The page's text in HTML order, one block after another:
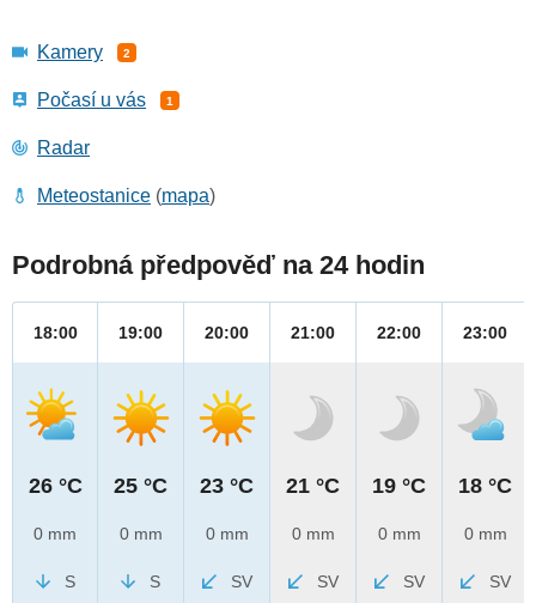
Kamery 2
Počasí u vás 1
Radar
Meteostanice (mapa)
Podrobná předpověď na 24 hodin
18:00
26 °C
0 mm
S
19:00
25 °C
0 mm
S
20:00
23 °C
0 mm
SV
21:00
21 °C
0 mm
SV
22:00
19 °C
0 mm
SV
23:00
18 °C
0 mm
SV